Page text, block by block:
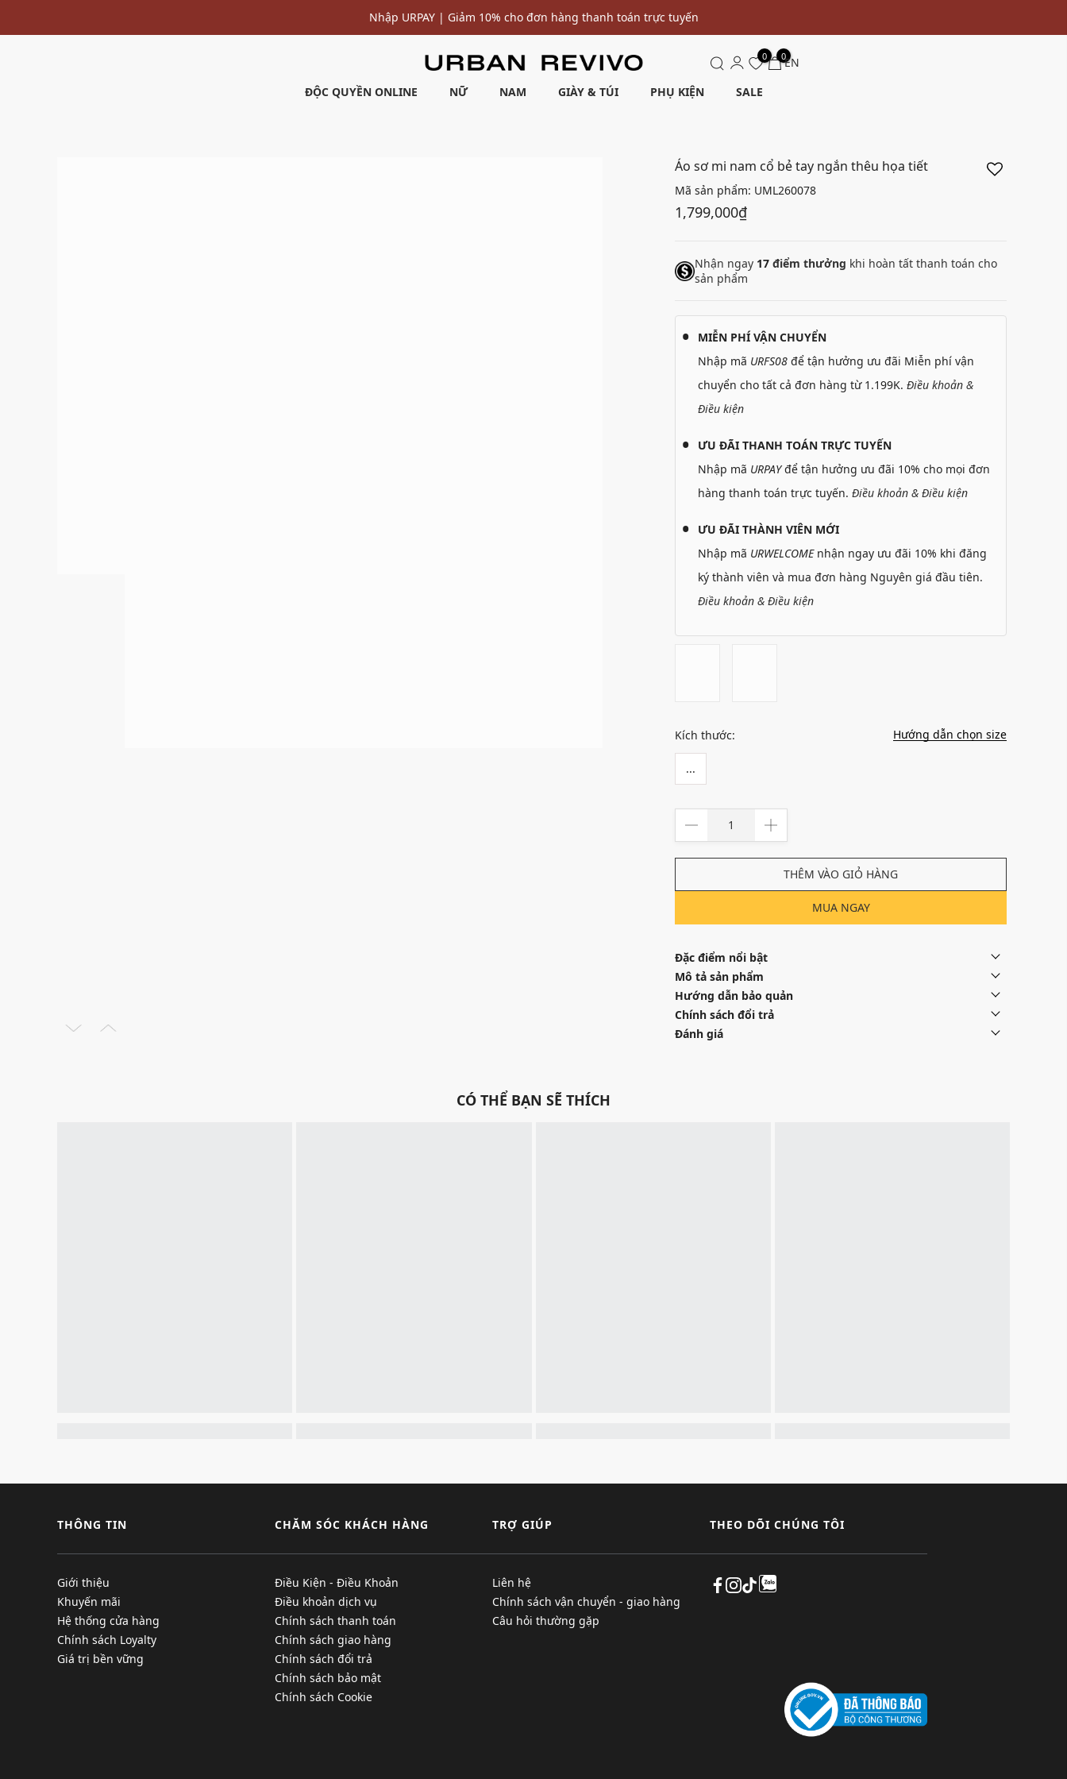
Nhập URPAY | Giảm 10% cho đơn hàng thanh toán trực tuyến
ĐỘC QUYỀN ONLINE NỮ NAM GIÀY & TÚI PHỤ KIỆN SALE
0 0EN
Áo sơ mi nam cổ bẻ tay ngắn thêu họa tiết
Mã sản phẩm: UML260078
1,799,000₫
Nhận ngay 17 điểm thưởng khi hoàn tất thanh toán cho
sản phẩm
MIỄN PHÍ VẬN CHUYỂN
Nhập mã URFS08 để tận hưởng ưu đãi Miễn phí vận
chuyển cho tất cả đơn hàng từ 1.199K. Điều khoản &
Điều kiện
ƯU ĐÃI THANH TOÁN TRỰC TUYẾN
Nhập mã URPAYđể tận hưởng ưu đãi 10% cho mọi đơn
hàng thanh toán trực tuyến. Điều khoản & Điều kiện
ƯU ĐÃI THÀNH VIÊN MỚI
Nhập mã URWELCOMEnhận ngay ưu đãi 10% khi đăng
ký thành viên và mua đơn hàng Nguyên giá đầu tiên.
Điều khoản & Điều kiện
Kích thước: Hướng dẫn chọn size
...
THÊM VÀO GIỎ HÀNG
MUA NGAY
Đặc điểm nổi bật
Mô tả sản phẩm
Hướng dẫn bảo quản
Chính sách đổi trả
Đánh giá
CÓ THỂ BẠN SẼ THÍCH
THÔNG TIN
Giới thiệu
Khuyến mãi
Hệ thống cửa hàng
Chính sách Loyalty
Giá trị bền vững
CHĂM SÓC KHÁCH HÀNG
Điều Kiện - Điều Khoản
Điều khoản dịch vụ
Chính sách thanh toán
Chính sách giao hàng
Chính sách đổi trả
Chính sách bảo mật
Chính sách Cookie
TRỢ GIÚP
Liên hệ
Chính sách vận chuyển - giao hàng
Câu hỏi thường gặp
THEO DÕI CHÚNG TÔI